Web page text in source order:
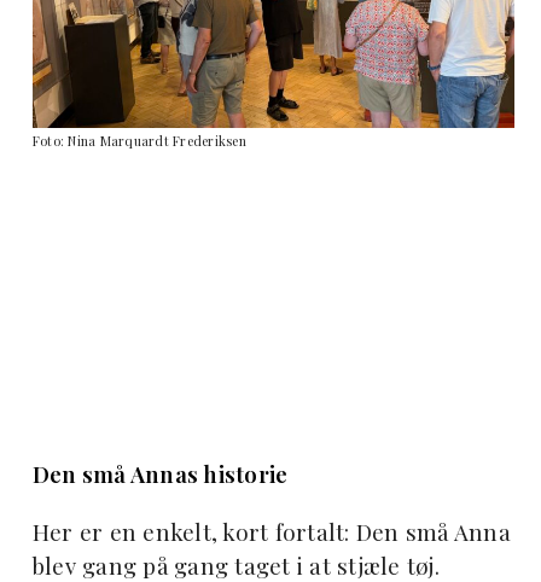
Foto: Nina Marquardt Frederiksen
Den små Annas historie
Her er en enkelt, kort fortalt: Den små Anna
blev gang på gang taget i at stjæle tøj.